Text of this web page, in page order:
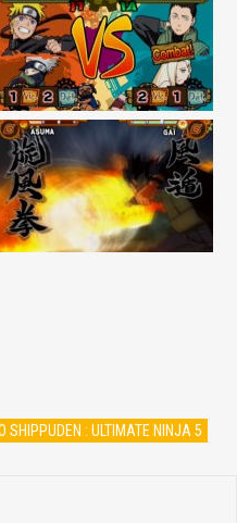
SHIPPUDEN : ULTIMATE NINJA 5